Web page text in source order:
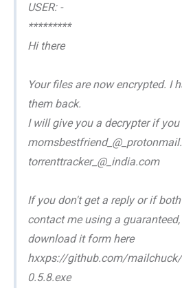
USER: -
*********
Hi there
Your files are now encrypted. I
them back.
I will give you a decrypter if
torrenttracker_@_india.com
If you don't get a reply or if
contact me using a
download it form here
hxxps://github.com/
0.5.8.exe